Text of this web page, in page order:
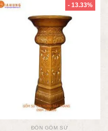
- 13.33%
ĐÔN GỐM SỨ